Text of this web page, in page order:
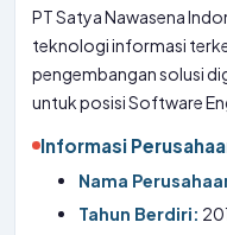
PT Satya Nawasena
teknologi informasi
pengembangan solusi
untuk posisi Software
Informasi
Nama
Tahun Berdiri: